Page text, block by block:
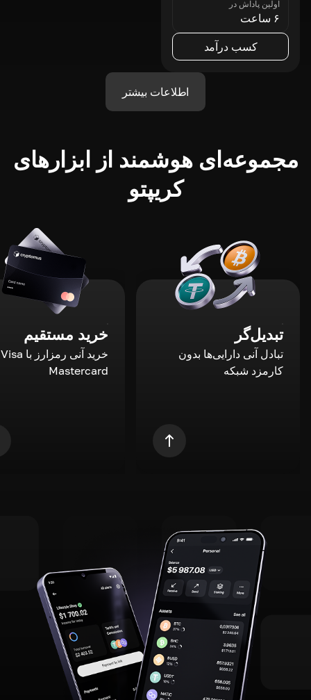
اولین پاداش در
۶ ساعت
کسب درآمد
اطلاعات بیشتر
مجموعه‌ای هوشمند از ابزارهای
کریپتو
تبدیل‌گر
تبادل آنی دارایی‌ها بدون
کارمزد شبکه
خرید مستقیم
Mastercard